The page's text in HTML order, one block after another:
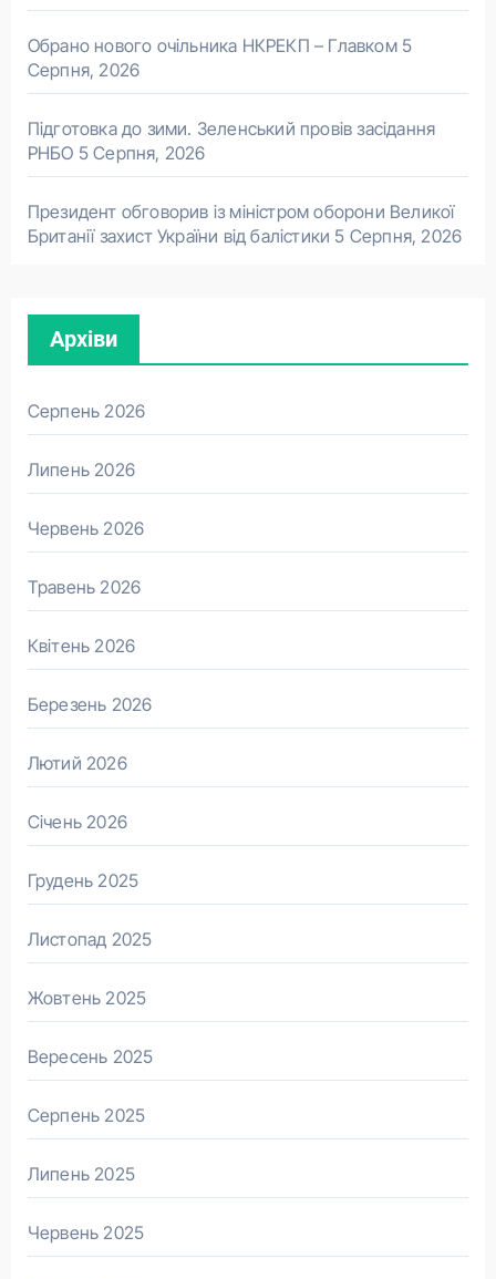
Обрано нового очільника НКРЕКП – Главком 5
Серпня, 2026
Підготовка до зими. Зеленський провів засідання
РНБО 5 Серпня, 2026
Президент обговорив із міністром оборони Великої
Британії захист України від балістики 5 Серпня, 2026
Архіви
Серпень 2026
Липень 2026
Червень 2026
Травень 2026
Квітень 2026
Березень 2026
Лютий 2026
Січень 2026
Грудень 2025
Листопад 2025
Жовтень 2025
Вересень 2025
Серпень 2025
Липень 2025
Червень 2025